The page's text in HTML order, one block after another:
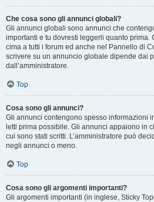
Che cosa sono gli annunci globali?
Gli annunci globali sono annunci che
importanti e tu dovresti leggerli quanto
cima a tutti i forum ed anche nel Pannello di
scrivere su un annuncio globale dipende dai
dall’amministratore.
Top
Cosa sono gli annunci?
Gli annunci contengono spesso informazioni
letti prima possibile. Gli annunci appaiono in
cui sono stati scritti. L’amministratore può
negli annunci o meno.
Top
Cosa sono gli argomenti importanti?
Gli argomenti importanti (in inglese, Sticky